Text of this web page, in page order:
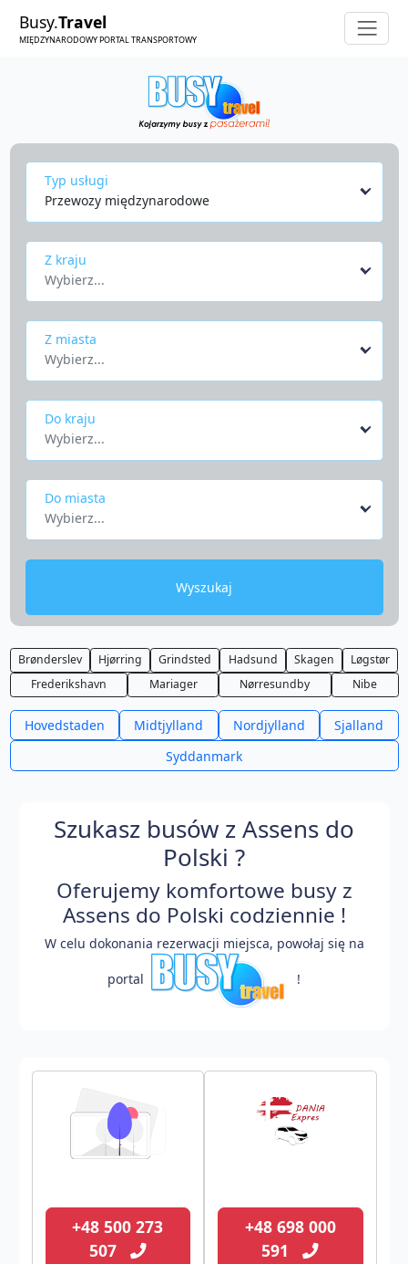
Busy.Travel
MIĘDZYNARODOWY PORTAL TRANSPORTOWY
Typ usługi
Przewozy międzynarodowe
Z kraju
Wybierz...
Z miasta
Wybierz...
Do kraju
Wybierz...
Do miasta
Wybierz...
Wyszukaj
Brønderslev Hjørring Grindsted Hadsund Skagen
Løgstør
Frederikshavn
Mariager Nørresundby Nibe
Hovedstaden Midtjylland Nordjylland
Sjalland
Syddanmark
Szukasz busów z Assens do
Polski ?
Oferujemy komfortowe busy z
Assens do Polski codziennie !
W celu dokonania rezerwacji miejsca, powołaj się na
portal !
+48 500 273
507
+48 698 000
591